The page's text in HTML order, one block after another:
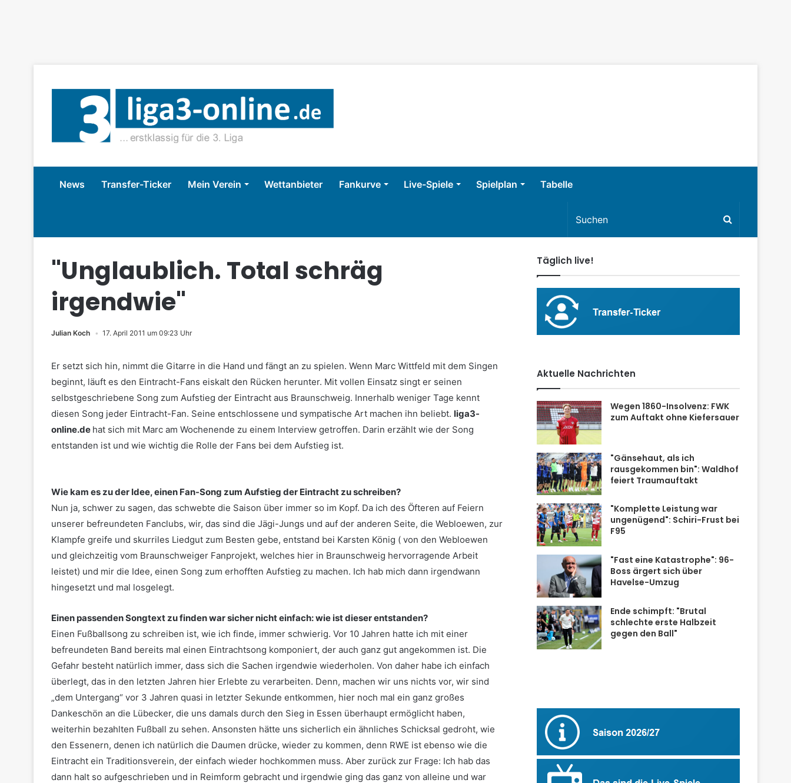
News Transfer-Ticker Mein Verein Wettanbieter Fankurve Live-Spiele Spielplan Tabelle
"Unglaublich. Total schräg
irgendwie"
Julian Koch 17. April 2011 um 09:23 Uhr
Er setzt sich hin, nimmt die Gitarre in die Hand und fängt an zu spielen. Wenn Marc Wittfeld mit dem Singen
beginnt, läuft es den Eintracht-Fans eiskalt den Rücken herunter. Mit vollen Einsatz singt er seinen
selbstgeschriebene Song zum Aufstieg der Eintracht aus Braunschweig. Innerhalb weniger Tage kennt
diesen Song jeder Eintracht-Fan. Seine entschlossene und sympatische Art machen ihn beliebt. liga3-
online.de hat sich mit Marc am Wochenende zu einem Interview getroffen. Darin erzählt wie der Song
entstanden ist und wie wichtig die Rolle der Fans bei dem Aufstieg ist.
Wie kam es zu der Idee, einen Fan-Song zum Aufstieg der Eintracht zu schreiben?
Nun ja, schwer zu sagen, das schwebte die Saison über immer so im Kopf. Da ich des Öfteren auf Feiern
unserer befreundeten Fanclubs, wir, das sind die Jägi-Jungs und auf der anderen Seite, die Webloewen, zur
Klampfe greife und skurriles Liedgut zum Besten gebe, entstand bei Karsten König ( von den Webloewen
und gleichzeitig vom Braunschweiger Fanprojekt, welches hier in Braunschweig hervorragende Arbeit
leistet) und mir die Idee, einen Song zum erhofften Aufstieg zu machen. Ich hab mich dann irgendwann
hingesetzt und mal losgelegt.
Einen passenden Songtext zu finden war sicher nicht einfach: wie ist dieser entstanden?
Einen Fußballsong zu schreiben ist, wie ich finde, immer schwierig. Vor 10 Jahren hatte ich mit einer
befreundeten Band bereits mal einen Eintrachtsong komponiert, der auch ganz gut angekommen ist. Die
Gefahr besteht natürlich immer, dass sich die Sachen irgendwie wiederholen. Von daher habe ich einfach
überlegt, das in den letzten Jahren hier Erlebte zu verarbeiten. Denn, machen wir uns nichts vor, wir sind
„dem Untergang“ vor 3 Jahren quasi in letzter Sekunde entkommen, hier noch mal ein ganz großes
Dankeschön an die Lübecker, die uns damals durch den Sieg in Essen überhaupt ermöglicht haben,
weiterhin bezahlten Fußball zu sehen. Ansonsten hätte uns sicherlich ein ähnliches Schicksal gedroht, wie
den Essenern, denen ich natürlich die Daumen drücke, wieder zu kommen, denn RWE ist ebenso wie die
Eintracht ein Traditionsverein, der einfach wieder hochkommen muss. Aber zurück zur Frage: Ich hab das
dann halt so aufgeschrieben und in Reimform gebracht und irgendwie ging das ganz von alleine und war
Täglich live!
Aktuelle Nachrichten
Wegen 1860-Insolvenz: FWK
zum Auftakt ohne Kiefersauer
"Gänsehaut, als ich
rausgekommen bin": Waldhof
feiert Traumauftakt
"Komplette Leistung war
ungenügend": Schiri-Frust bei
F95
"Fast eine Katastrophe": 96-
Boss ärgert sich über
Havelse-Umzug
Ende schimpft: "Brutal
schlechte erste Halbzeit
gegen den Ball"